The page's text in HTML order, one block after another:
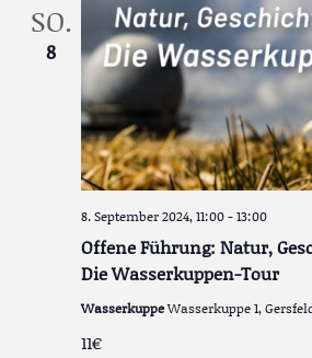
SO.
8
Offene Führung: Natur,
Die Wasserkuppen-Tour
8. September 2024, 11:00-13:00
WasserkuppeWasserkuppe 1,
11€